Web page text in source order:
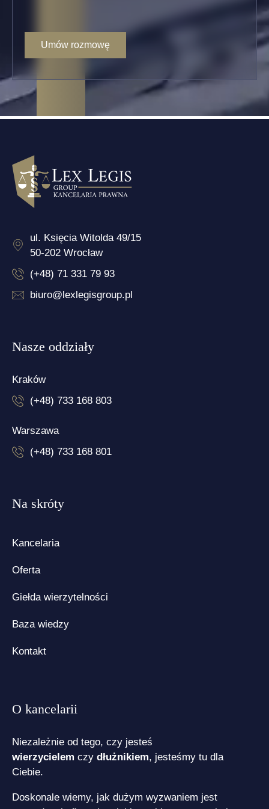
ul. Księcia Witolda 49/15
50-202 Wrocław
(+48) 71 331 79 93
biuro@lexlegisgroup.pl
Nasze oddziały
Kraków
(+48) 733 168 803
Warszawa
(+48) 733 168 801
Na skróty
Kancelaria
Oferta
Giełda wierzytelności
Baza wiedzy
Kontakt
O kancelarii
Niezależnie od tego, czy jesteś
wierzycielem czy dłużnikiem, jesteśmy tu dla
Ciebie.
Doskonale wiemy, jak dużym wyzwaniem jest